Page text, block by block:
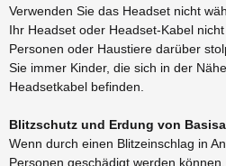
Verwenden Sie das Headset nicht
Ihr Headset oder Headset-Kabel
Personen oder Haustiere darüber
Sie immer Kinder, die sich in der
Headsetkabel befinden.
Blitzschutz und Erdung von
Wenn durch einen Blitzeinschlag in
Personen geschädigt werden